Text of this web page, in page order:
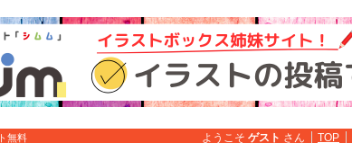
無料 ようこそ ゲスト さん TOP